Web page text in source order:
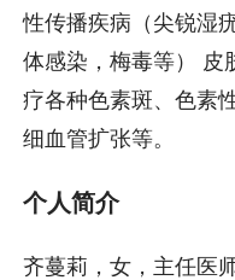
性传播疾病（尖锐湿
体感染，梅毒等） 皮
疗各种色素斑、色素
细血管扩张等。
个人简介
齐蔓莉，女，主任医